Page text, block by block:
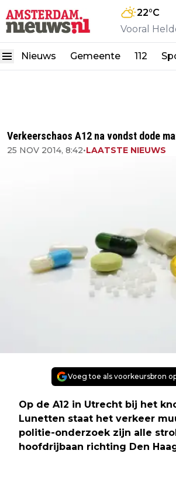
22°C
Vooral
Nieuws Gemeente 112
Verkeerschaos A12 na vondst dode
25 NOV 2014, 8:42•LAATSTE NIEUWS
Voeg toe als voorkeursbron
Op de A12 in Utrecht bij het
Lunetten staat het verkeer
politie-onderzoek zijn alle
hoofdrijbaan richting Den